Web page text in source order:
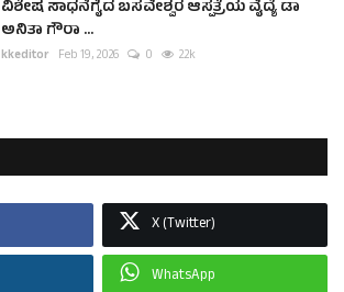
ವಿಶೇಷ ಸಾಧನೆಗೈದ ಬಸವೇಶ್ವರ ಆಸ್ಪತ್ರೆಯ ವೈದ್ಯೆ ಡಾ
ಅನಿತಾ ಗೌರಾ ...
kkeditor Feb 19, 2026 0 2.2k
X (Twitter)
WhatsApp